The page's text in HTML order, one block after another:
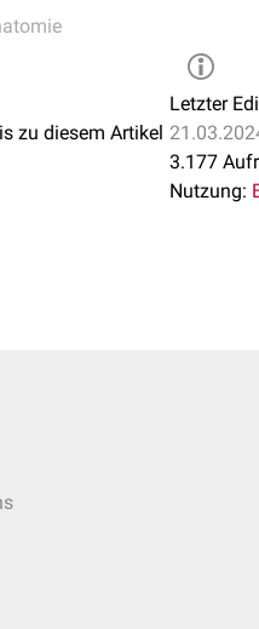
zu diesem Artikel
Letzter
3.177
Nutzung: